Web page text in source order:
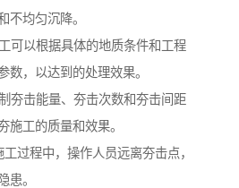
不均匀沉降。
可以根据具体的地质条件和工程
数，以达到的处理效果。
夯击能量、夯击次数和夯击间距
施工的质量和效果。
过程中，操作人员远离夯击点，
患。